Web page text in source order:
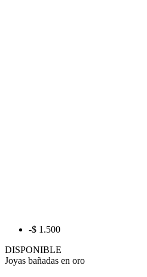
-$ 1.500
DISPONIBLE
Joyas bañadas en oro